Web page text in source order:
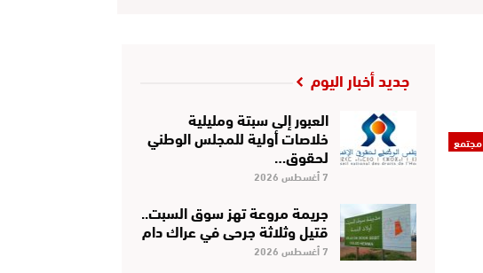
مجتمع
جديد أخبار اليوم
العبور إلى سبتة ومليلية
خلاصات أولية للمجلس الوطني
لحقوق…
7 أغسطس 2026
جريمة مروعة تهز سوق السبت..
قتيل وثلاثة جرحى في عراك دام
7 أغسطس 2026